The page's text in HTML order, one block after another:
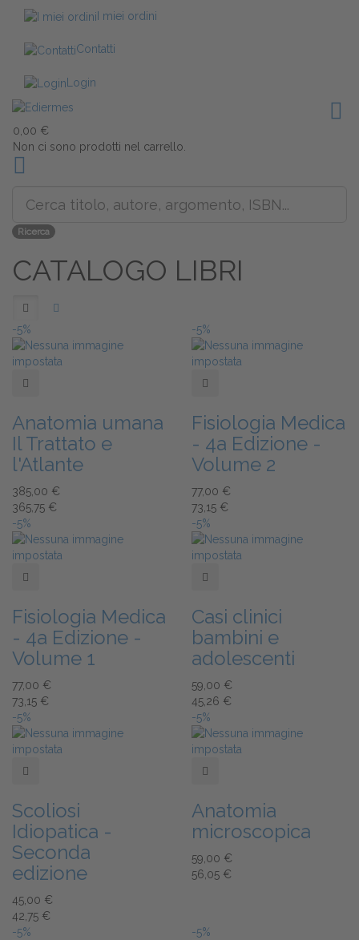
I miei ordini
Contatti
Login
0,00 €
Non ci sono prodotti nel carrello.
Ricerca
CATALOGO LIBRI
-5%
Anatomia umana
Il Trattato e
l'Atlante
385,00 €
365,75 €
-5%
Fisiologia Medica
- 4a Edizione -
Volume 2
77,00 €
73,15 €
-5%
Fisiologia Medica
- 4a Edizione -
Volume 1
77,00 €
73,15 €
-5%
Casi clinici
bambini e
adolescenti
59,00 €
45,26 €
-5%
Scoliosi
Idiopatica -
Seconda
edizione
45,00 €
42,75 €
-5%
Anatomia
microscopica
59,00 €
56,05 €
-5% -5%